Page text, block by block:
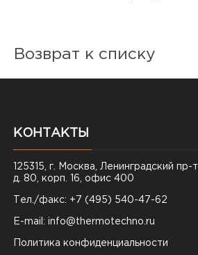
Возврат к списку
КОНТАКТЫ
125315, г. Москва, Ленинградский пр-т,
д. 80, корп. 16, офис 400
Тел./факс: +7 (495) 540-47-62
E-mail: info@thermotechno.ru
Политика конфиденциальности